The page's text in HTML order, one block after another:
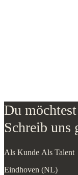
Du
Schreib uns
Als Kunde Als Talent
Eindhoven (NL)